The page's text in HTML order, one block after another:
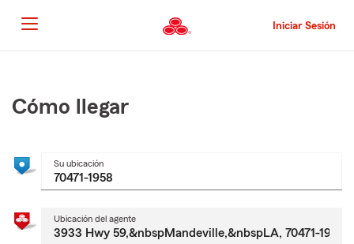
al
contenido
principal
Iniciar Sesión
principal
Cómo llegar
Su ubicación
Ubicación del agente